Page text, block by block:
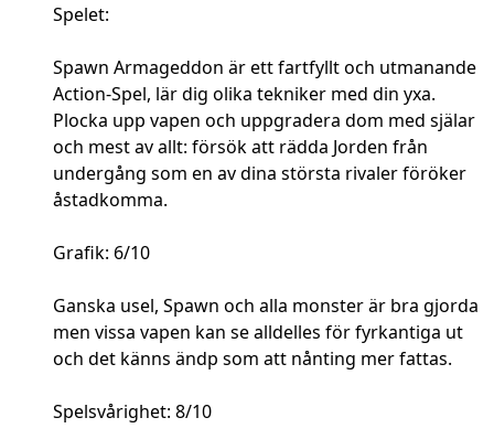
Spelet:
Spawn Armageddon är ett fartfyllt och utmanande
Action-Spel, lär dig olika tekniker med din yxa.
Plocka upp vapen och uppgradera dom med själar
och mest av allt: försök att rädda Jorden från
undergång som en av dina största rivaler föröker
åstadkomma.
Grafik: 6/10
Ganska usel, Spawn och alla monster är bra gjorda
men vissa vapen kan se alldelles för fyrkantiga ut
och det känns ändp som att nånting mer fattas.
Spelsvårighet: 8/10